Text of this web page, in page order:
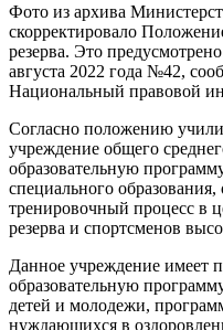
Фото из архива
скорректировало
резерва. Это
августа 2022 года №42,
Национальный правовой
Согласно положению
учреждение общего
образовательную
специального образования,
тренировочный процесс в
резерва и спортсменов
Данное учреждение имеет
образовательную
детей и молодежи,
нуждающихся в